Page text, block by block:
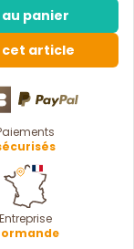
panier
article
Entreprise